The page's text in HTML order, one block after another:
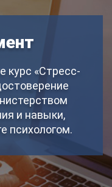
«Стресс-
и навыки,
психологом.